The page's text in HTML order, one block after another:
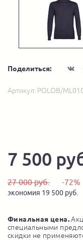
Поделиться:
Артикул: POLOB/
7 500
27 000 руб. -72%
экономия 19 500 руб.
Финальная цена.
специальными
скидки не